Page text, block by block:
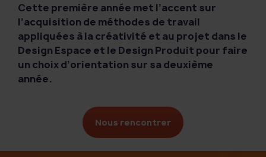
Cette première année met l’accent sur
l’acquisition de méthodes de travail
appliquées à la créativité et au projet dans le
Design Espace et le Design Produit pour faire
un choix d’orientation sur sa deuxième
année.
Nous rencontrer